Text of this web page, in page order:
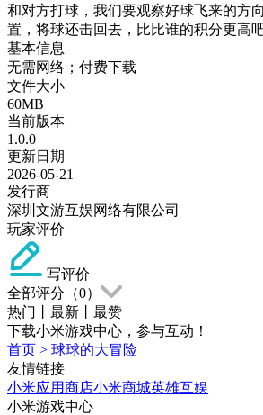
和对方打球，我们要观察好球飞来的方
置，将球还击回去，比比谁的积分更高吧
基本信息
无需网络；付费下载
文件大小
60MB
当前版本
1.0.0
更新日期
2026-05-21
发行商
深圳文游互娱网络有限公司
玩家评价
写评价
全部评分（0）
热门
最新
最赞
下载小米游戏中心，参与互动！
首页 > 球球的大冒险
友情链接
小米应用商店小米商城英雄互娱
小米游戏中心